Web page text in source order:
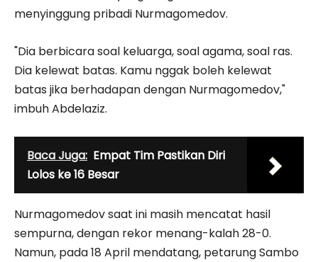
menyinggung pribadi Nurmagomedov.
"Dia berbicara soal keluarga, soal agama, soal ras.
Dia kelewat batas. Kamu nggak boleh kelewat
batas jika berhadapan dengan Nurmagomedov,"
imbuh Abdelaziz.
Baca Juga: Empat Tim Pastikan Diri
Lolos ke 16 Besar
Nurmagomedov saat ini masih mencatat hasil
sempurna, dengan rekor menang-kalah 28-0.
Namun, pada 18 April mendatang, petarung Sambo